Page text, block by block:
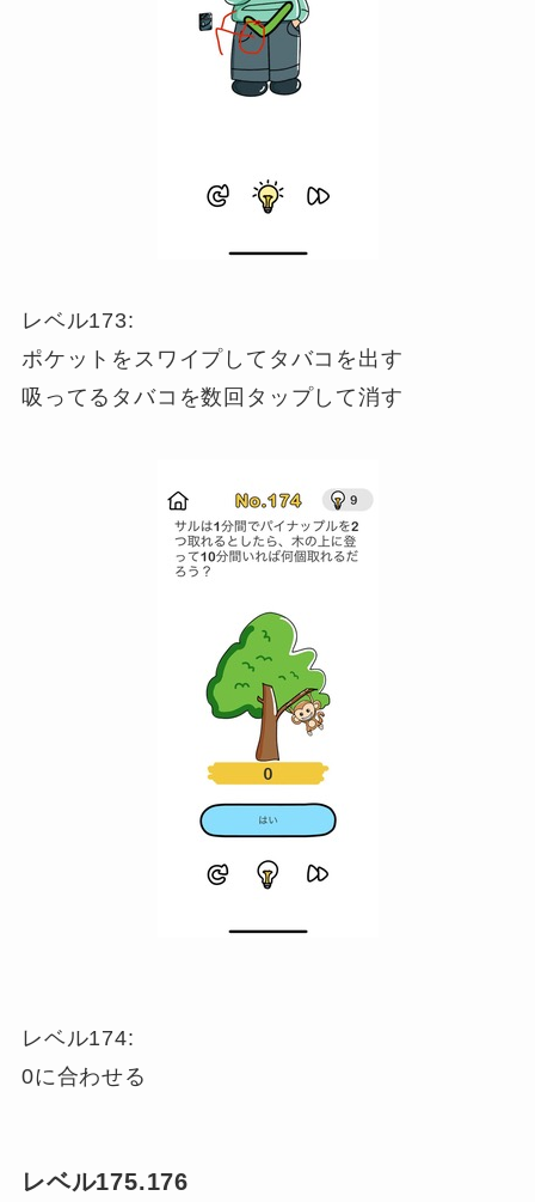
レベル173:
ポケットをスワイプしてタバコを出す
吸ってるタバコを数回タップして消す
レベル174:
0に合わせる
レベル175.176